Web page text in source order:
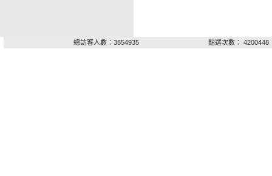
總訪客人數：3854935 點選次數： 4200448